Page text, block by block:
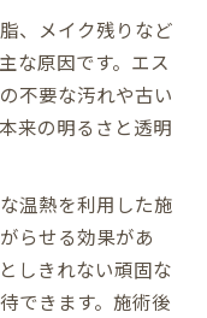
、メイク残りなど
な原因です。エス
不要な汚れや古い
来の明るさと透明
温熱を利用した施
らせる効果があ
しきれない頑固な
できます。施術後